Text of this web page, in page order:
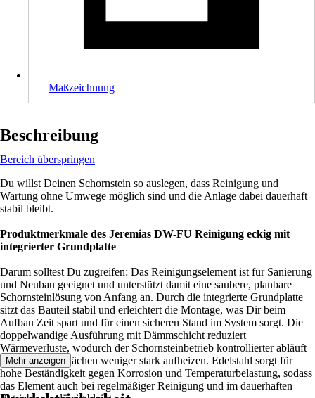
Maßzeichnung
Beschreibung
Bereich überspringen
Du willst Deinen Schornstein so auslegen, dass Reinigung und
Wartung ohne Umwege möglich sind und die Anlage dabei dauerhaft
stabil bleibt.
Produktmerkmale des Jeremias DW-FU Reinigung eckig mit
integrierter Grundplatte
Darum solltest Du zugreifen: Das Reinigungselement ist für Sanierung
und Neubau geeignet und unterstützt damit eine saubere, planbare
Schornsteinlösung von Anfang an. Durch die integrierte Grundplatte
sitzt das Bauteil stabil und erleichtert die Montage, was Dir beim
Aufbau Zeit spart und für einen sicheren Stand im System sorgt. Die
doppelwandige Ausführung mit Dämmschicht reduziert
Wärmeverluste, wodurch der Schornsteinbetrieb kontrollierter abläuft
und die Außenflächen weniger stark aufheizen. Edelstahl sorgt für
hohe Beständigkeit gegen Korrosion und Temperaturbelastung, sodass
das Element auch bei regelmäßiger Reinigung und im dauerhaften
Mehr anzeigen